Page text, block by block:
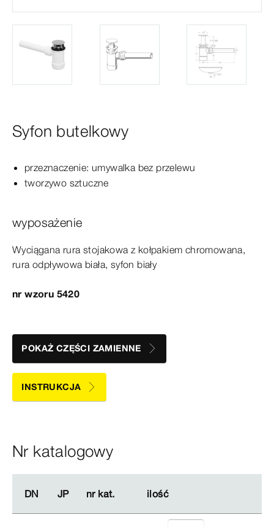
Syfon butelkowy
przeznaczenie: umywalka bez przelewu
tworzywo sztuczne
wyposażenie
Wyciągana rura stojakowa z kołpakiem chromowana,
rura odpływowa biała, syfon biały
nr wzoru 5420
POKAŻ CZĘŚCI ZAMIENNE
INSTRUKCJA
Nr katalogowy
DN JP nr kat. ilość
DN JP nr kat. ilość